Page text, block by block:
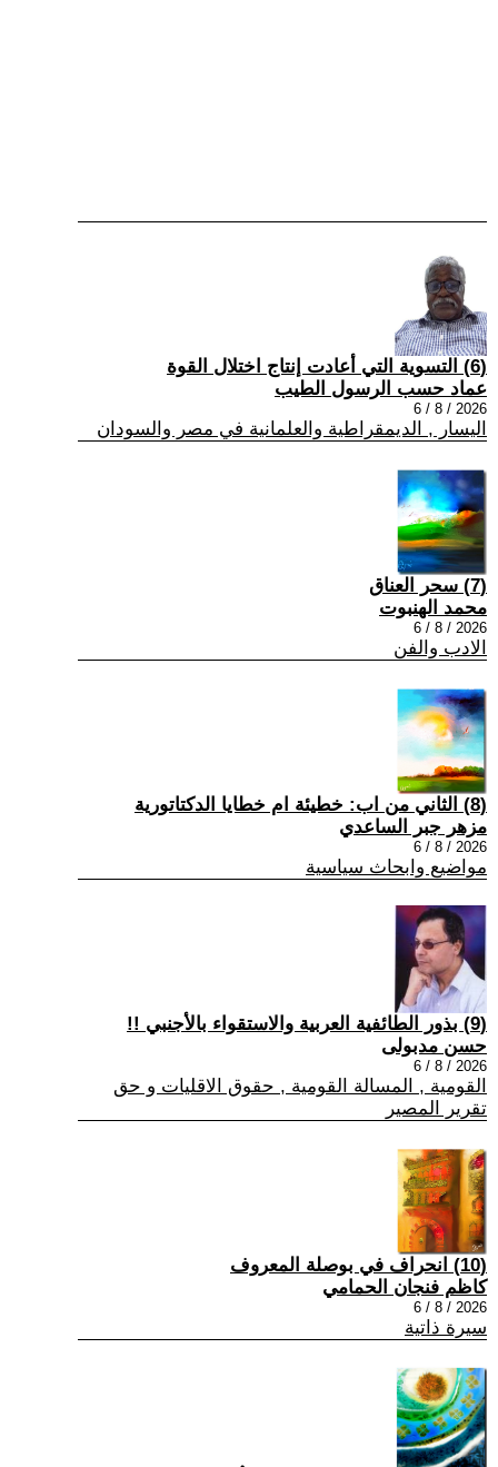
(6) التسوية التي أعادت إنتاج اختلال القوة
عماد حسب الرسول الطيب
2026 / 8 / 6
اليسار , الديمقراطية والعلمانية في مصر والسودان
(7) سحر العناق
محمد الهنبوت
2026 / 8 / 6
الادب والفن
(8) الثاني من اب: خطيئة ام خطايا الدكتاتورية
مزهر جبر الساعدي
2026 / 8 / 6
مواضيع وابحاث سياسية
(9) بذور الطائفية العربية والاستقواء بالأجنبي !!
حسن مدبولى
2026 / 8 / 6
القومية , المسالة القومية , حقوق الاقليات و حق
تقرير المصير
(10) انحراف في بوصلة المعروف
كاظم فنجان الحمامي
2026 / 8 / 6
سيرة ذاتية